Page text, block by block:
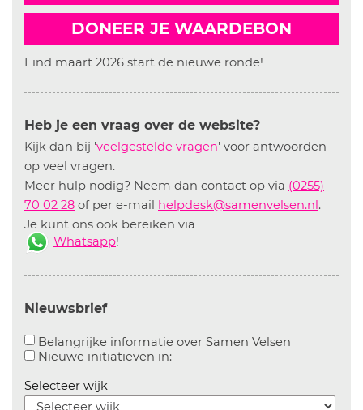
DONEER JE WAARDEBON
Eind maart 2026 start de nieuwe ronde!
Heb je een vraag over de website?
Kijk dan bij 'veelgestelde vragen' voor antwoorden
op veel vragen.
Meer hulp nodig? Neem dan contact op via (0255)
70 02 28 of per e-mail helpdesk@samenvelsen.nl.
Je kunt ons ook bereiken via
Whatsapp!
Nieuwsbrief
Belangrijke informatie over Samen Velsen
Nieuwe initiatieven in:Aanvinken om informatie over
Selecteer wijk